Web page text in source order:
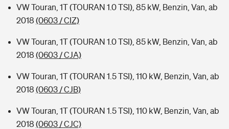
VW Touran, 1T (TOURAN 1.0 TSI), 85 kW, Benzin, Van, ab
2018 (0603 / CIZ)
VW Touran, 1T (TOURAN 1.0 TSI), 85 kW, Benzin, Van, ab
2018 (0603 / CJA)
VW Touran, 1T (TOURAN 1.5 TSI), 110 kW, Benzin, Van, ab
2018 (0603 / CJB)
VW Touran, 1T (TOURAN 1.5 TSI), 110 kW, Benzin, Van, ab
2018 (0603 / CJC)